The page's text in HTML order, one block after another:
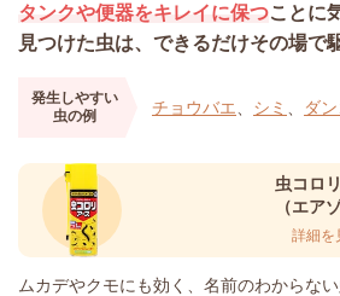
タンクや便器をキレイに保つことに
見つけた虫は、できるだけその場で
発生しやすい
虫の例
チョウバエ シミ ダ
虫コロ
（エア
詳細を
ムカデやクモにも効く、名前のわからな